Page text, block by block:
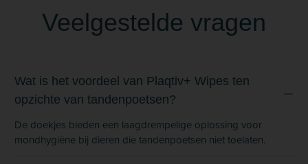
Veelgestelde vragen
Wat is het voordeel van Plaqtiv+ Wipes ten
opzichte van tandenpoetsen?
De doekjes bieden een laagdrempelige oplossing voor
mondhygiëne bij dieren die tandenpoetsen niet toelaten.